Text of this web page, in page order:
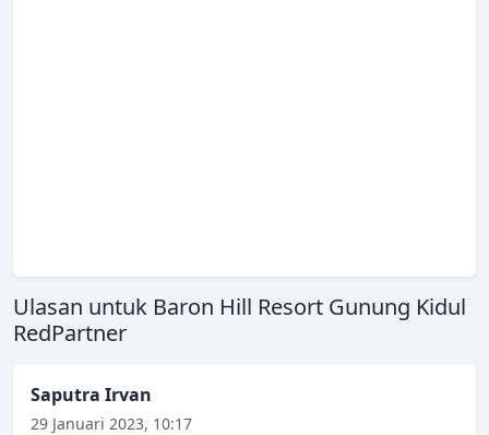
Ulasan untuk Baron Hill Resort Gunung Kidul
RedPartner
Saputra Irvan
29 Januari 2023, 10:17